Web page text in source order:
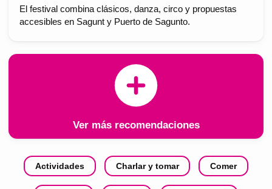
El festival combina clásicos, danza, circo y propuestas
accesibles en Sagunt y Puerto de Sagunto.
Ver más recomendaciones
Actividades Charlar y tomar Comer